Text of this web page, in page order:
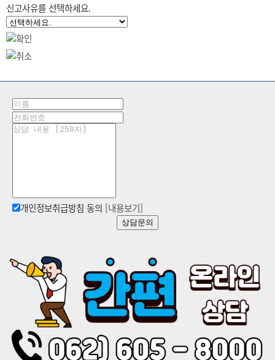
신고사유를 선택하세요.
개인정보취급방침 동의 [내용보기]
상담문의